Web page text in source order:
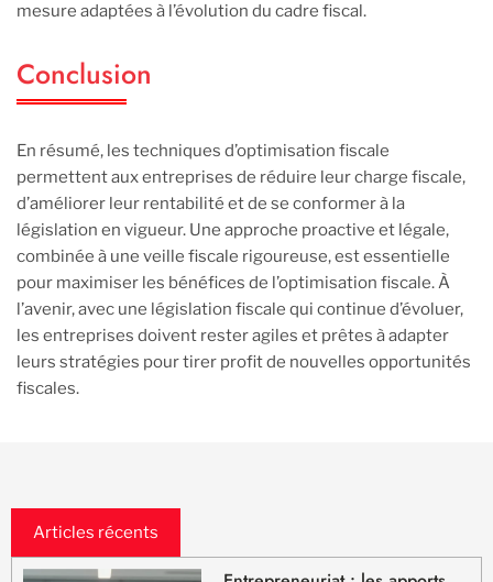
mesure adaptées à l’évolution du cadre fiscal.
Conclusion
En résumé, les techniques d’optimisation fiscale
permettent aux entreprises de réduire leur charge fiscale,
d’améliorer leur rentabilité et de se conformer à la
législation en vigueur. Une approche proactive et légale,
combinée à une veille fiscale rigoureuse, est essentielle
pour maximiser les bénéfices de l’optimisation fiscale. À
l’avenir, avec une législation fiscale qui continue d’évoluer,
les entreprises doivent rester agiles et prêtes à adapter
leurs stratégies pour tirer profit de nouvelles opportunités
fiscales.
Articles récents